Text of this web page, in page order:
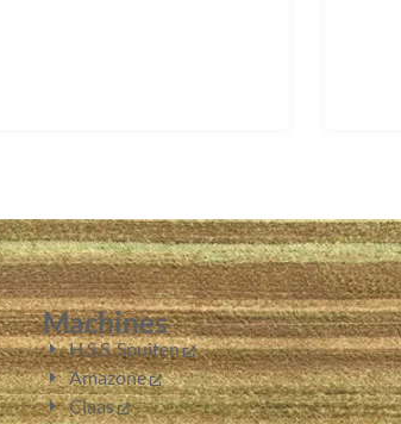
Machines
H.S.S. Spuiten
Amazone
Claas